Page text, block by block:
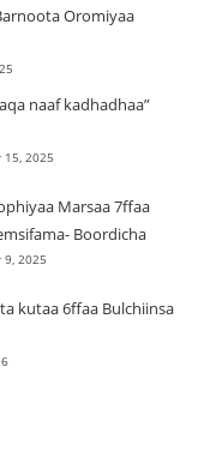
Oromiyaa
naaf kadhadhaa”
2025
Marsaa 7ffaa
Boordicha
2025
kutaa 6ffaa Bulchiinsa